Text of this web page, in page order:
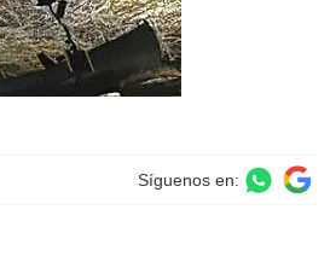
Síguenos en: